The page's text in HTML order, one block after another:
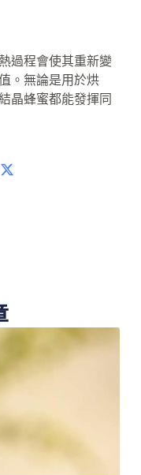
過程會使其重新變
。無論是用於烘
晶蜂蜜都能發揮同